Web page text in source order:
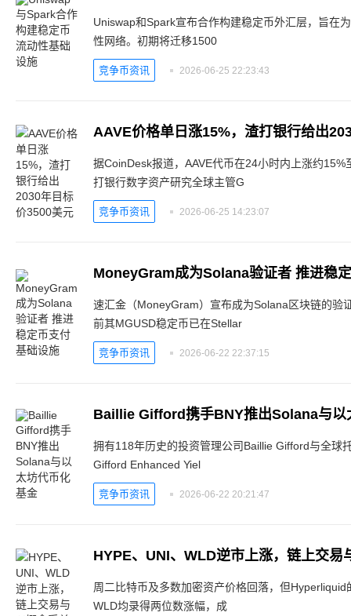
Uniswap和Spark宣布合作构建稳定币外汇层，旨在
性网络。初期将迁移1500
竞争币资讯 2026-06-25 22:23:43
AAVE价格单日涨15%，渣打银行给出
据CoinDesk报道，AAVE代币在24小时内上涨约
打银行数字资产研究全球主管G
竞争币资讯 2026-06-25 14:23:07
MoneyGram成为Solana验证者 推进稳
速汇金（MoneyGram）宣布成为Solana区块链的验
前其MGUSD稳定币已在Stellar
竞争币资讯 2026-06-22 22:37:15
Baillie Gifford携手BNY推出Solana与以
拥有118年历史的投资管理公司Baillie Gifford与全球
Gifford Enhanced Yiel
竞争币资讯 2026-06-22 20:21:47
HYPE、UNI、WLD逆市上涨，链上交易
周二比特币及多数加密资产价格回落，但
WLD均录得两位数涨幅，成